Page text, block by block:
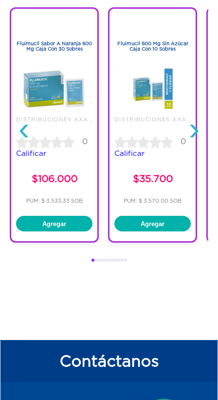
Código:1270003
‹
Fluimucil Sabor A Naranja 600
Mg Caja Con 30 Sobres
0
Calificar
$106.000
PUM: $ 3,533.33 SOB
Agregar
Fluimucil 600 Mg Sin Azúcar
Caja Con 10 Sobres
0
Calificar
$35.700
PUM: $ 3,570.00 SOB
Agregar
›
Contáctanos